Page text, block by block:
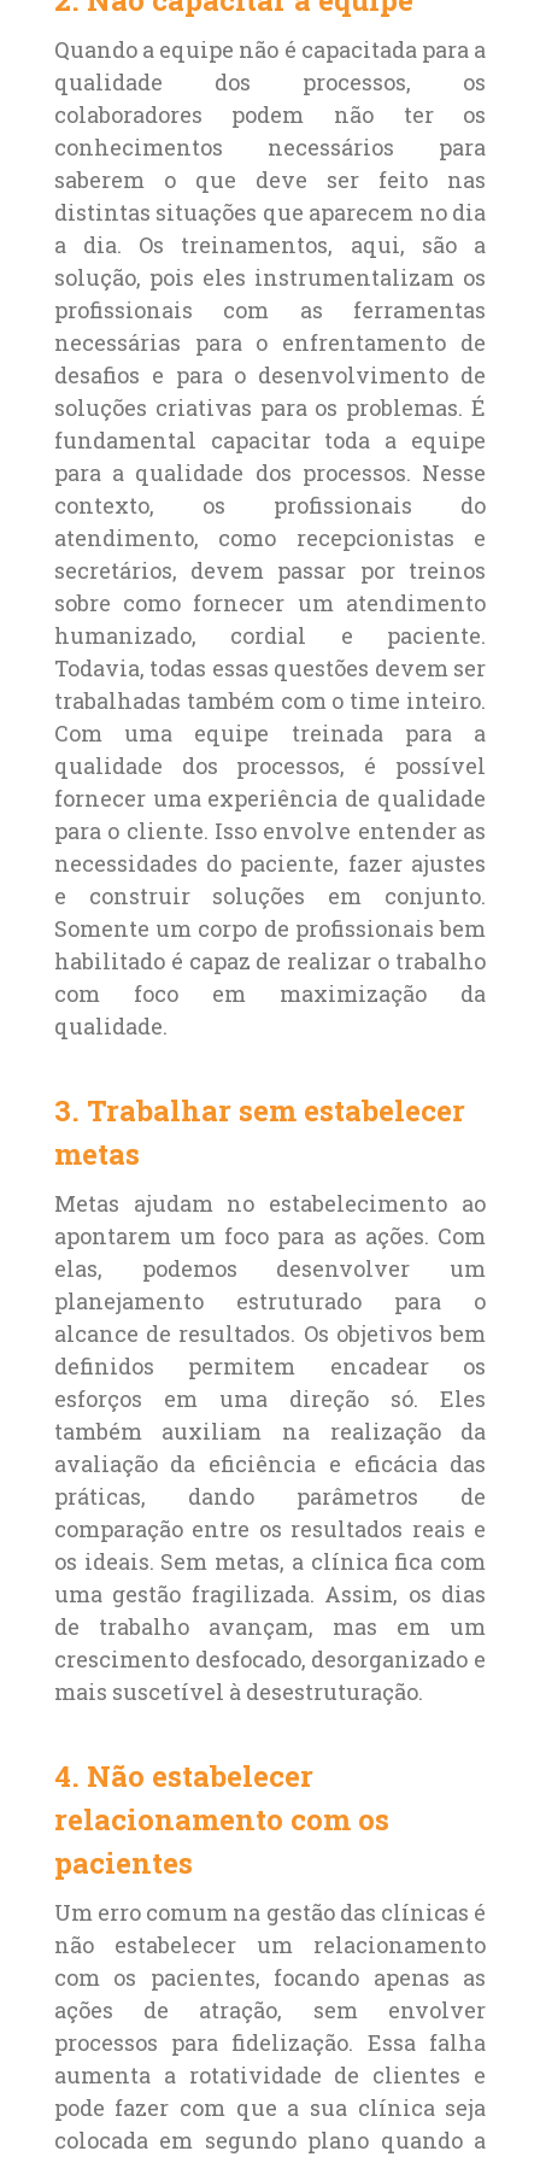
Quando a equipe não é capacitada para a
qualidade dos processos, os
colaboradores podem não ter os
conhecimentos necessários para
saberem o que deve ser feito nas
distintas situações que aparecem no dia
a dia. Os treinamentos, aqui, são a
solução, pois eles instrumentalizam os
profissionais com as ferramentas
necessárias para o enfrentamento de
desafios e para o desenvolvimento de
soluções criativas para os problemas. É
fundamental capacitar toda a equipe
para a qualidade dos processos. Nesse
contexto, os profissionais do
atendimento, como recepcionistas e
secretários, devem passar por treinos
sobre como fornecer um atendimento
humanizado, cordial e paciente.
Todavia, todas essas questões devem ser
trabalhadas também com o time inteiro.
Com uma equipe treinada para a
qualidade dos processos, é possível
fornecer uma experiência de qualidade
para o cliente. Isso envolve entender as
necessidades do paciente, fazer ajustes
e construir soluções em conjunto.
Somente um corpo de profissionais bem
habilitado é capaz de realizar o trabalho
com foco em maximização da
qualidade.
3. Trabalhar sem estabelecer
metas
Metas ajudam no estabelecimento ao
apontarem um foco para as ações. Com
elas, podemos desenvolver um
planejamento estruturado para o
alcance de resultados. Os objetivos bem
definidos permitem encadear os
esforços em uma direção só. Eles
também auxiliam na realização da
avaliação da eficiência e eficácia das
práticas, dando parâmetros de
comparação entre os resultados reais e
os ideais. Sem metas, a clínica fica com
uma gestão fragilizada. Assim, os dias
de trabalho avançam, mas em um
crescimento desfocado, desorganizado e
mais suscetível à desestruturação.
4. Não estabelecer
relacionamento com os
pacientes
Um erro comum na gestão das clínicas é
não estabelecer um relacionamento
com os pacientes, focando apenas as
ações de atração, sem envolver
processos para fidelização. Essa falha
aumenta a rotatividade de clientes e
pode fazer com que a sua clínica seja
colocada em segundo plano quando a